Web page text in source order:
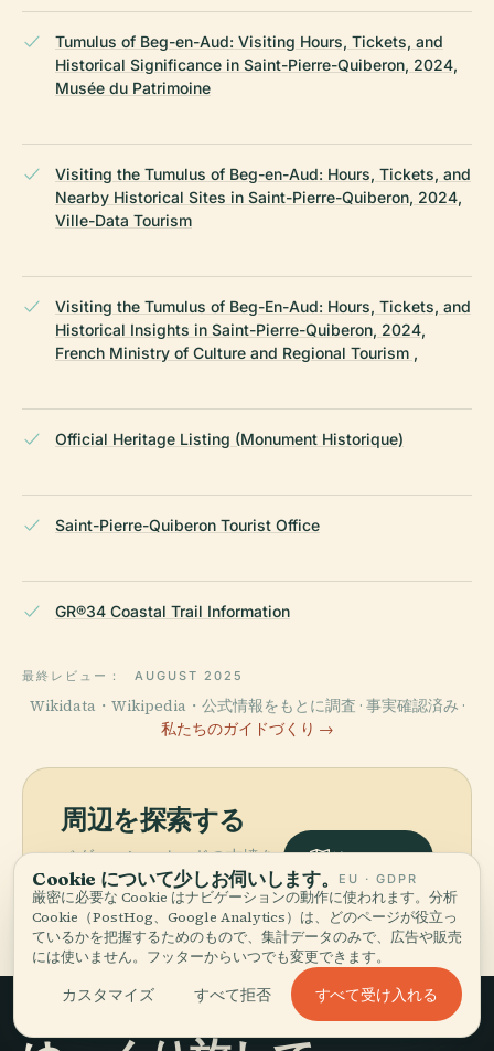
Tumulus of Beg-en-Aud: Visiting Hours, Tickets, and
Historical Significance in Saint-Pierre-Quiberon, 2024,
Musée du Patrimoine
Visiting the Tumulus of Beg-en-Aud: Hours, Tickets, and
Nearby Historical Sites in Saint-Pierre-Quiberon, 2024,
Ville-Data Tourism
Visiting the Tumulus of Beg-En-Aud: Hours, Tickets, and
Historical Insights in Saint-Pierre-Quiberon, 2024,
French Ministry of Culture and Regional Tourism ,
Official Heritage Listing (Monument Historique)
Saint-Pierre-Quiberon Tourist Office
GR®34 Coastal Trail Information
最終レビュー： AUGUST 2025
Wikidata・Wikipedia・公式情報をもとに調査 · 事実確認済み ·
私たちのガイドづくり →
周辺を探索する
ベグ＝エン＝オードの古墳を
地図で見て、近くに何がある
か発見しましょう。
地図を見る
Cookie について少しお伺いします。 EU · GDPR
厳密に必要な Cookie はナビゲーションの動作に使われます。分析
Cookie（PostHog、Google Analytics）は、どのページが役立っ
ているかを把握するためのもので、集計データのみで、広告や販売
には使いません。フッターからいつでも変更できます。
カスタマイズ すべて拒否 すべて受け入れる